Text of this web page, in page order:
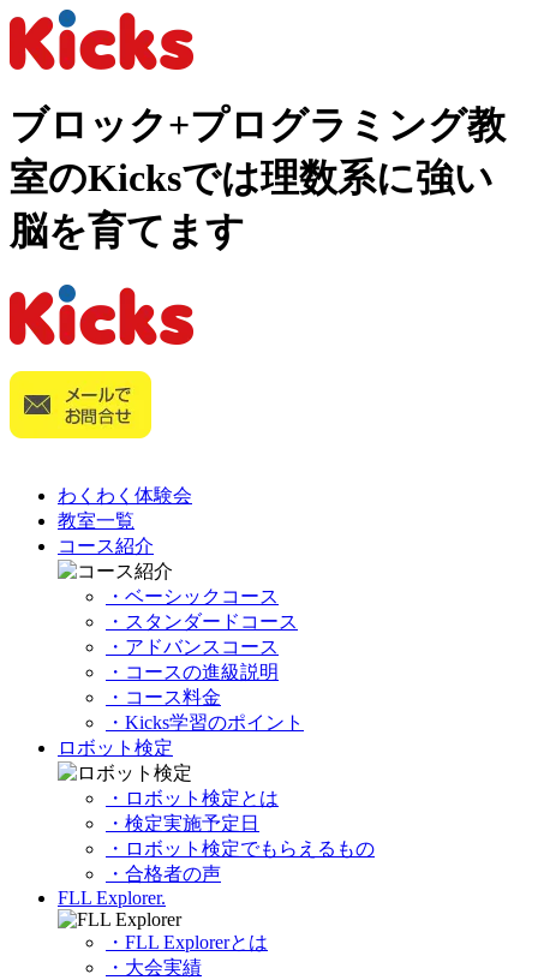
ブロック+プログラミング教
室のKicksでは理数系に強い
脳を育てます
わくわく体験会
教室一覧
コース紹介
・ベーシックコース
・スタンダードコース
・アドバンスコース
・コースの進級説明
・コース料金
・Kicks学習のポイント
ロボット検定
・ロボット検定とは
・検定実施予定日
・ロボット検定でもらえるもの
・合格者の声
FLL Explorer.
・FLL Explorerとは
・大会実績